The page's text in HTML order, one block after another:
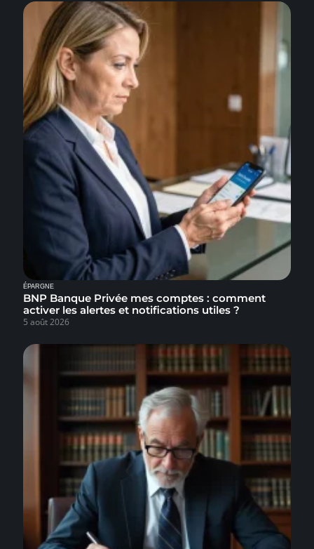
ÉPARGNE
BNP Banque Privée mes comptes : comment
activer les alertes et notifications utiles ?
5 août 2026